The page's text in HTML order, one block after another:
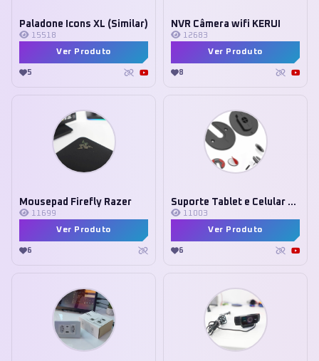
Paladone Icons XL (Similar)
15518
Ver Produto
5
NVR Câmera wifi KERUI
12683
Ver Produto
8
Mousepad Firefly Razer
11699
Ver Produto
6
Suporte Tablet e Celular Parede
11003
Ver Produto
6